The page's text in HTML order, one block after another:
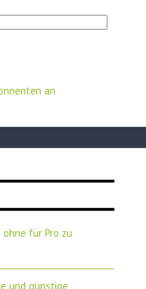
an
ohne für Pro zu
und günstige